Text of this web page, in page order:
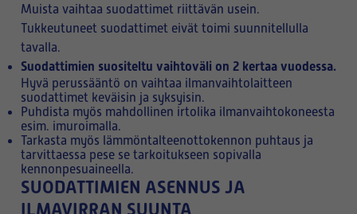
Muista vaihtaa suodattimet riittävän usein.
Tukkeutuneet suodattimet eivät toimi suunnitellulla
tavalla.
Suodattimien suositeltu vaihtoväli on 2 kertaa vuodessa.
Hyvä perussääntö on vaihtaa ilmanvaihtolaitteen
suodattimet keväisin ja syksyisin.
Puhdista myös mahdollinen irtolika ilmanvaihtokoneesta
esim. imuroimalla.
Tarkasta myös lämmöntalteenottokennon puhtaus ja
tarvittaessa pese se tarkoitukseen sopivalla
kennonpesuaineella.
SUODATTIMIEN ASENNUS JA
ILMAVIRRAN SUUNTA